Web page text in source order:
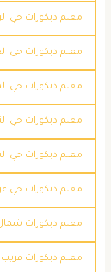
معلم ديكورات حي
معلم ديكورات حي
معلم ديكورات حي
معلم ديكورات حي
معلم ديكورات حي
معلم ديكورات حي
معلم ديكورات
معلم ديكورات